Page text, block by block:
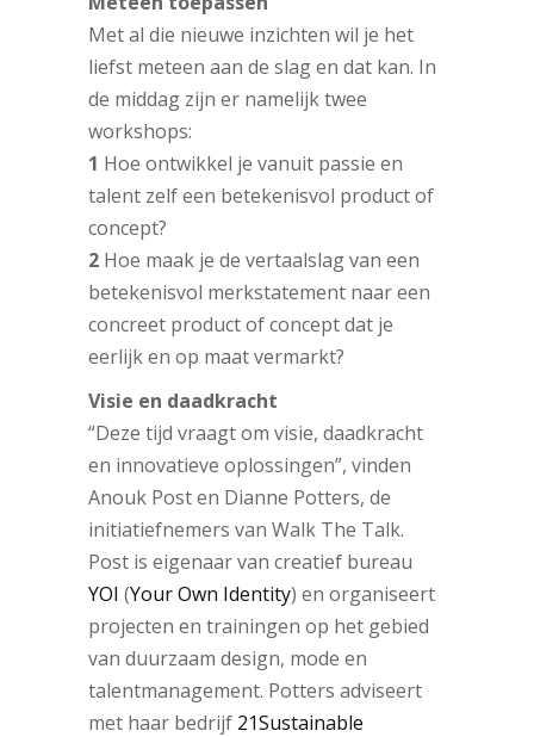
Met al die nieuwe inzichten wil je het
liefst meteen aan de slag en dat kan. In
de middag zijn er namelijk twee
workshops:
1 Hoe ontwikkel je vanuit passie en
talent zelf een betekenisvol product of
concept?
2 Hoe maak je de vertaalslag van een
betekenisvol merkstatement naar een
concreet product of concept dat je
eerlijk en op maat vermarkt?
Visie en daadkracht
“Deze tijd vraagt om visie, daadkracht
en innovatieve oplossingen”, vinden
Anouk Post en Dianne Potters, de
initiatiefnemers van Walk The Talk.
Post is eigenaar van creatief bureau
YOI (Your Own Identity) en organiseert
projecten en trainingen op het gebied
van duurzaam design, mode en
talentmanagement. Potters adviseert
met haar bedrijf 21Sustainable